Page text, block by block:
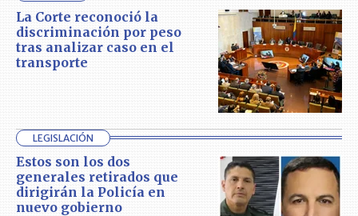
La Corte reconoció la
discriminación por peso
tras analizar caso en el
transporte
LEGISLACIÓN
Estos son los dos
generales retirados que
dirigirán la Policía en
nuevo gobierno